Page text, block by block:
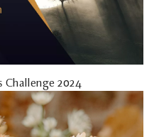
Challenge 2024